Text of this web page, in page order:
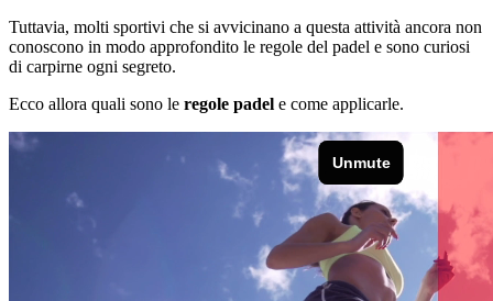
Tuttavia, molti sportivi che si avvicinano a questa attività ancora non
conoscono in modo approfondito le regole del padel e sono curiosi
di carpirne ogni segreto.
Ecco allora quali sono le regole padel e come applicarle.